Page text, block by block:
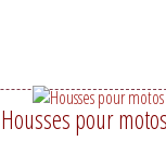
Housses pour